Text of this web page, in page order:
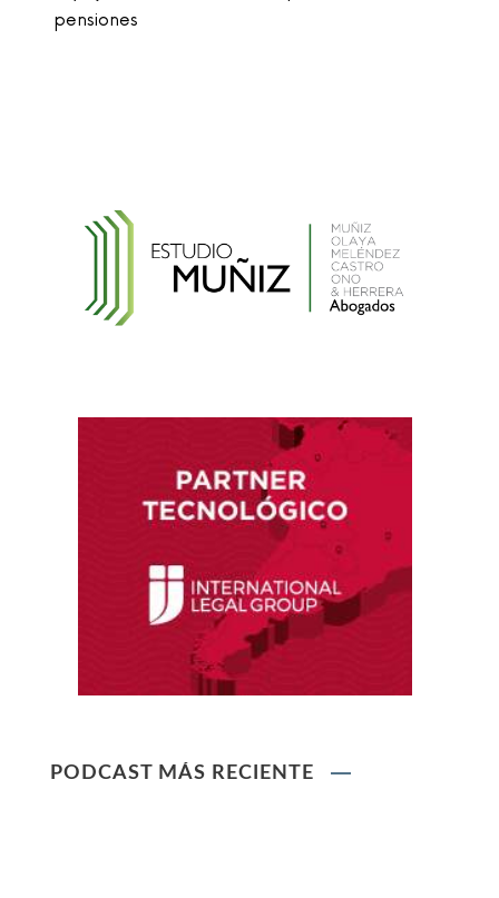
pensiones
Reglamento de la Ley N° 30024, que crea el
Registro Nacional de Historias Clínicas
Ley que protege a la madre trabajadora
contra el despido arbitrario
Ley que modifica el TUO de la Ley del Sistema
PODCAST MÁS RECIENTE